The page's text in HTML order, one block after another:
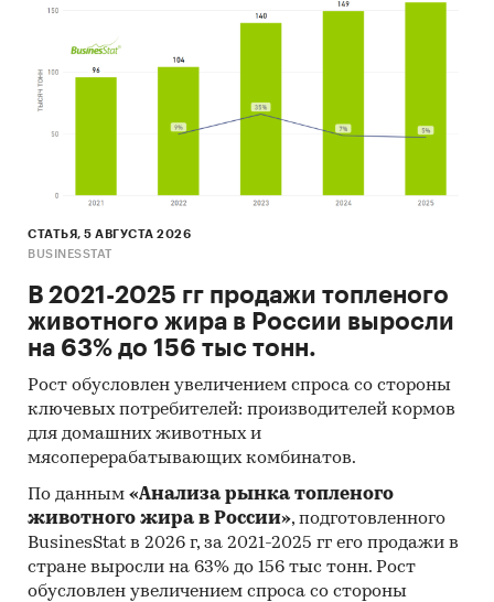
СТАТЬЯ, 5 АВГУСТА 2026
BUSINESSTAT
В 2021-2025 гг продажи топленого
животного жира в России выросли
на 63% до 156 тыс тонн.
Рост обусловлен увеличением спроса со стороны
ключевых потребителей: производителей кормов
для домашних животных и
мясоперерабатывающих комбинатов.
По данным «Анализа рынка топленого
животного жира в России», подготовленного
BusinesStat в 2026 г, за 2021-2025 гг его продажи в
стране выросли на 63% до 156 тыс тонн. Рост
обусловлен увеличением спроса со стороны